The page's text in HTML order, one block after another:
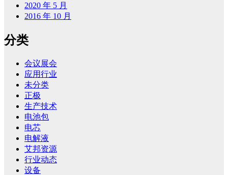
2020 年 5 月
2016 年 10 月
分类
会议展会
应用行业
未分类
正极
生产技术
电池包
电芯
电解液
艾邦资源
行业动态
设备